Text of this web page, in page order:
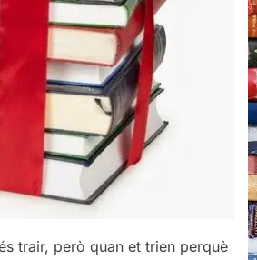
trair, però quan et trien perquè